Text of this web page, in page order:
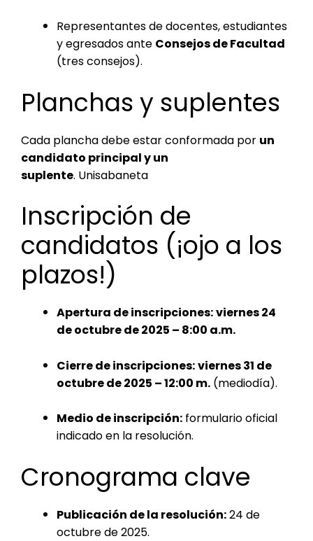
Representantes de docentes, estudiantes
y egresados ante Consejos de Facultad
(tres consejos).
Planchas y suplentes
Cada plancha debe estar conformada por un
candidato principal y un
suplente. Unisabaneta
Inscripción de
candidatos (¡ojo a los
plazos!)
Apertura de inscripciones:viernes 24
de octubre de 2025 – 8:00 a.m.
Cierre de inscripciones:viernes 31 de
octubre de 2025 – 12:00 m. (mediodía).
Medio de inscripción: formulario oficial
indicado en la resolución.
Cronograma clave
Publicación de la resolución:24 de
octubre de 2025.